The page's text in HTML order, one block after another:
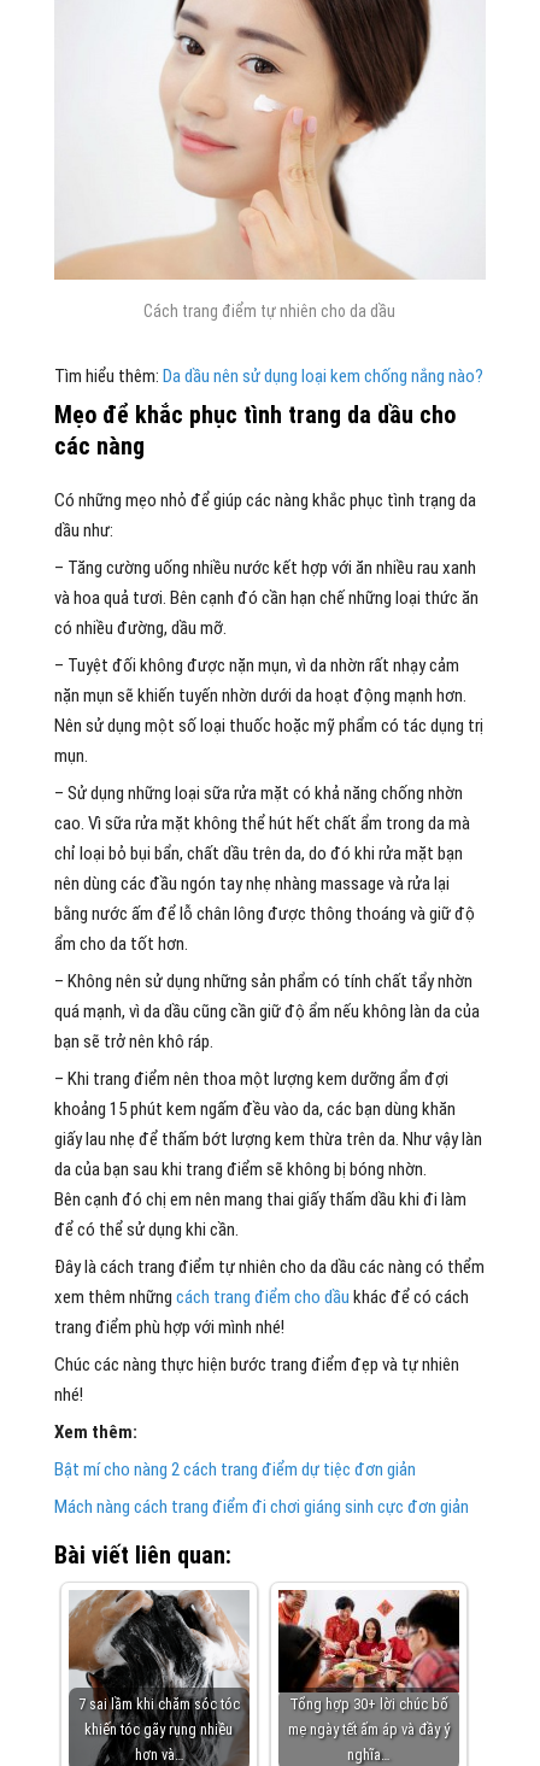
Cách trang điểm tự nhiên cho da dầu
Tìm hiểu thêm: Da dầu nên sử dụng loại kem chống nắng nào?
Mẹo để khắc phục tình trang da dầu cho
các nàng
Có những mẹo nhỏ để giúp các nàng khắc phục tình trạng da
dầu như:
– Tăng cường uống nhiều nước kết hợp với ăn nhiều rau xanh
và hoa quả tươi. Bên cạnh đó cần hạn chế những loại thức ăn
có nhiều đường, dầu mỡ.
– Tuyệt đối không được nặn mụn, vì da nhờn rất nhạy cảm
nặn mụn sẽ khiến tuyến nhờn dưới da hoạt động mạnh hơn.
Nên sử dụng một số loại thuốc hoặc mỹ phẩm có tác dụng trị
mụn.
– Sử dụng những loại sữa rửa mặt có khả năng chống nhờn
cao. Vì sữa rửa mặt không thể hút hết chất ẩm trong da mà
chỉ loại bỏ bụi bẩn, chất dầu trên da, do đó khi rửa mặt bạn
nên dùng các đầu ngón tay nhẹ nhàng massage và rửa lại
bằng nước ấm để lỗ chân lông được thông thoáng và giữ độ
ẩm cho da tốt hơn.
– Không nên sử dụng những sản phẩm có tính chất tẩy nhờn
quá mạnh, vì da dầu cũng cần giữ độ ẩm nếu không làn da của
bạn sẽ trở nên khô ráp.
– Khi trang điểm nên thoa một lượng kem dưỡng ẩm đợi
khoảng 15 phút kem ngấm đều vào da, các bạn dùng khăn
giấy lau nhẹ để thấm bớt lượng kem thừa trên da. Như vậy làn
da của bạn sau khi trang điểm sẽ không bị bóng nhờn.
Bên cạnh đó chị em nên mang thai giấy thấm dầu khi đi làm
để có thể sử dụng khi cần.
Đây là cách trang điểm tự nhiên cho da dầu các nàng có thểm
xem thêm những cách trang điểm cho dầu khác để có cách
trang điểm phù hợp với mình nhé!
Chúc các nàng thực hiện bước trang điểm đẹp và tự nhiên
nhé!
Xem thêm:
Bật mí cho nàng 2 cách trang điểm dự tiệc đơn giản
Mách nàng cách trang điểm đi chơi giáng sinh cực đơn giản
Bài viết liên quan:
7 sai lầm khi chăm sóc tóc
khiến tóc gãy rụng nhiều
hơn và…
Tổng hợp 30+ lời chúc bố
mẹ ngày tết ấm áp và đầy ý
nghĩa…